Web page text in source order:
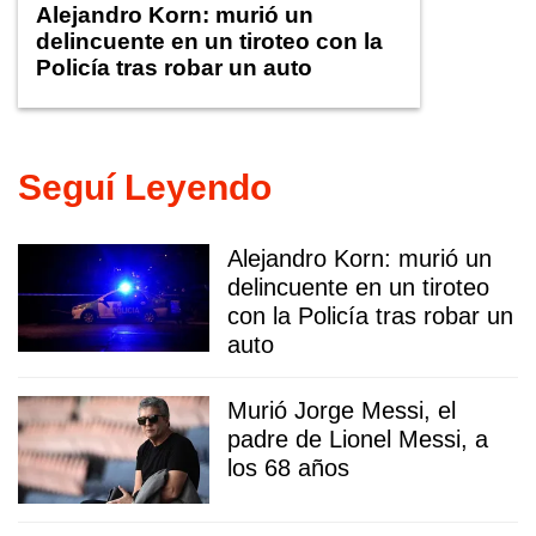
Alejandro Korn: murió un
delincuente en un tiroteo con la
Policía tras robar un auto
Seguí Leyendo
Alejandro Korn: murió un
delincuente en un tiroteo
con la Policía tras robar un
auto
Murió Jorge Messi, el
padre de Lionel Messi, a
los 68 años